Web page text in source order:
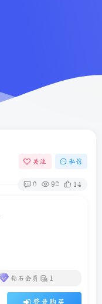
关注 私信
0 92 14
钻石会员 1
登录购买